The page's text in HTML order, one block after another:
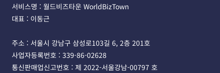
서비스명 : 월드비즈타운 WorldBizTown
대표 : 이동근
주소 : 서울시 강남구 삼성로103길 6, 2층 201호
사업자등록번호 : 339-86-02628
통신판매업신고번호 : 제 2022-서울강남-00797 호